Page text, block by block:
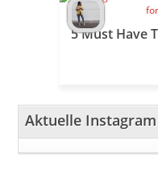
5 Must Have
Aktuelle